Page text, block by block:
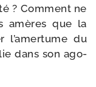
? Comment ne
amères que la
l’amertume du
dans son ago­